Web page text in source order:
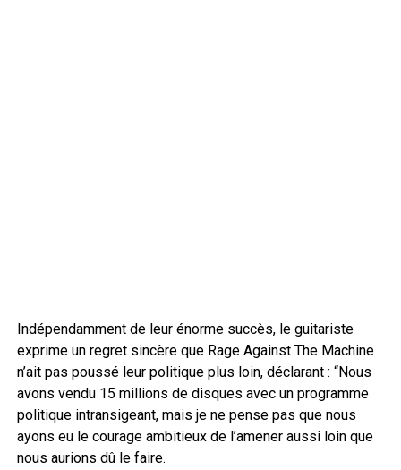
Indépendamment de leur énorme succès, le guitariste
exprime un regret sincère que Rage Against The Machine
n’ait pas poussé leur politique plus loin, déclarant : “Nous
avons vendu 15 millions de disques avec un programme
politique intransigeant, mais je ne pense pas que nous
ayons eu le courage ambitieux de l’amener aussi loin que
nous aurions dû le faire.